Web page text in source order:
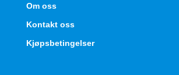
Om oss
Kontakt oss
Kjøpsbetingelser